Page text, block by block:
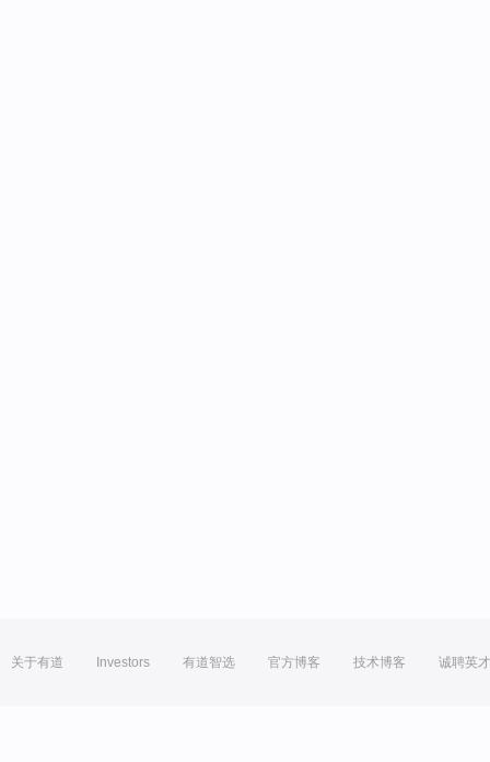
关于有道 Investors 有道智选 官方博客 技术博客 诚聘英才